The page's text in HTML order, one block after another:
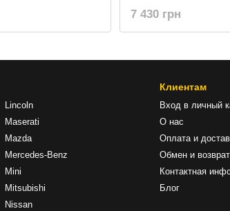
7 430 грн
Lincoln
Maserati
Mazda
Mercedes-Benz
Mini
Mitsubishi
Nissan
Клиентам
Вход в личный
О нас
Оплата и
Обмен и возврат
Контактная
Блог